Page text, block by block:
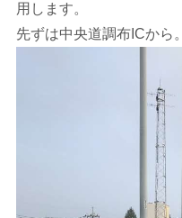
用します。
先ずは中央道調布ICから。